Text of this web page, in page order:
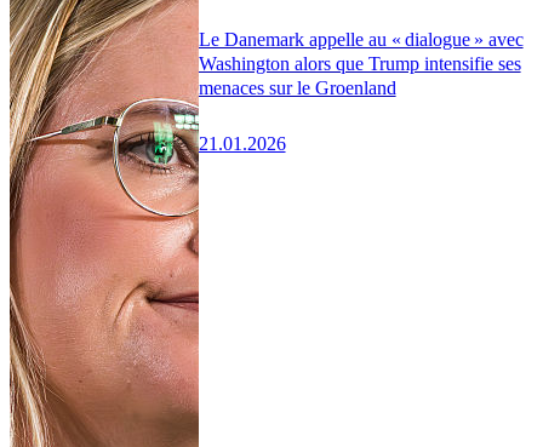
Le Danemark appelle au « dialogue » avec
Washington alors que Trump intensifie ses
menaces sur le Groenland
21.01.2026